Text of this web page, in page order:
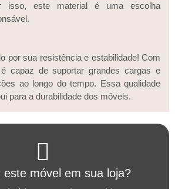
isso, este material é uma escolha
por sua resistência e estabilidade! Com
capaz de suportar grandes cargas e
ao longo do tempo. Essa qualidade
para a durabilidade dos móveis.
este móvel em sua loja?
ARTANY
Clique aqui